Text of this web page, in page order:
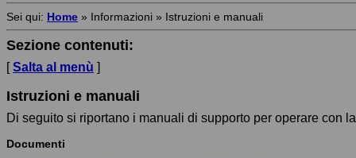
Sei qui: Home » Informazioni » Istruzioni e manuali
Sezione contenuti:
[Salta al menù ]
Istruzioni e manuali
Di seguito si riportano i manuali di supporto per operare con
Documenti